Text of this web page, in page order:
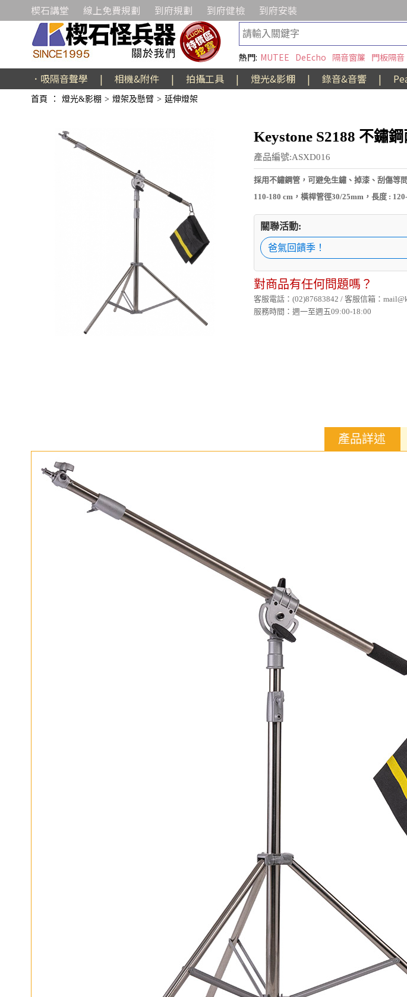
楔石講堂 線上免費規劃 到府規劃 到府健檢 到府安裝
熱門: MUTEE DeEcho 隔音窗簾 門板隔音
．吸隔音聲學 | 相機&附件 | 拍攝工具 | 燈光&影棚 | 錄音&音響 |
首頁 ： 燈光&影棚 > 燈架及懸臂 > 延伸燈架
Keystone S2188 不鏽
產品編號:ASXD016
採用不鏽鋼管，可避免生鏽、掉漆、刮傷等
110-180 cm，橫桿管徑30/25mm，長度 :
關聯活動:
爸氣回饋季！
對商品有任何問題嗎？
客服電話：(02)87683842 / 客服信箱：
服務時間：週一至週五09:00-18:00
產品詳述